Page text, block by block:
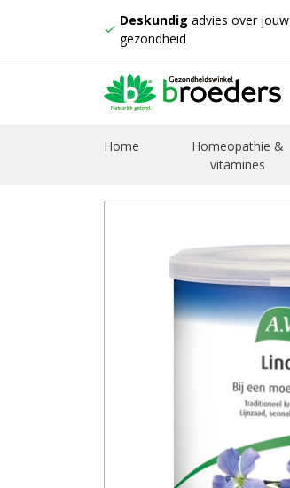
check
Deskundig advies over jouw
gezondheid
Home
Homeopathie &
vitamines
Home Producten Linoforce